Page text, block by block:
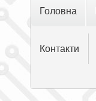
Головна
Контакти